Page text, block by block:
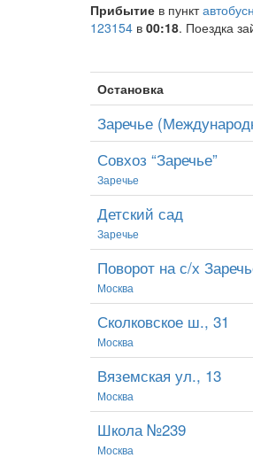
Прибытие в пункт
123154 в 00:18. Поездка
Остановка
Заречье
Совхоз “Заречье”
Заречье
Детский сад
Заречье
Поворот на с/х
Москва
Сколковское ш., 31
Москва
Вяземская ул., 13
Москва
Школа №239
Москва